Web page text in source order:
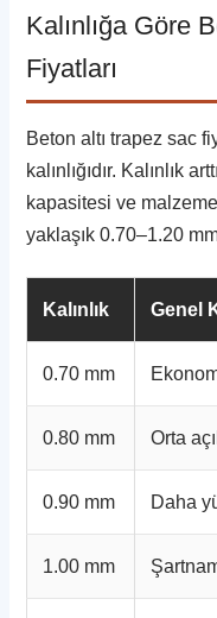
Kalınlığa Göre
Fiyatları
Beton altı trapez sac
kalınlığıdır. Kalınlık
kapasitesi ve
yaklaşık 0.70–1.20
Kalınlık Genel
0.70 mm
0.80 mm Orta
0.90 mm Daha
1.00 mm